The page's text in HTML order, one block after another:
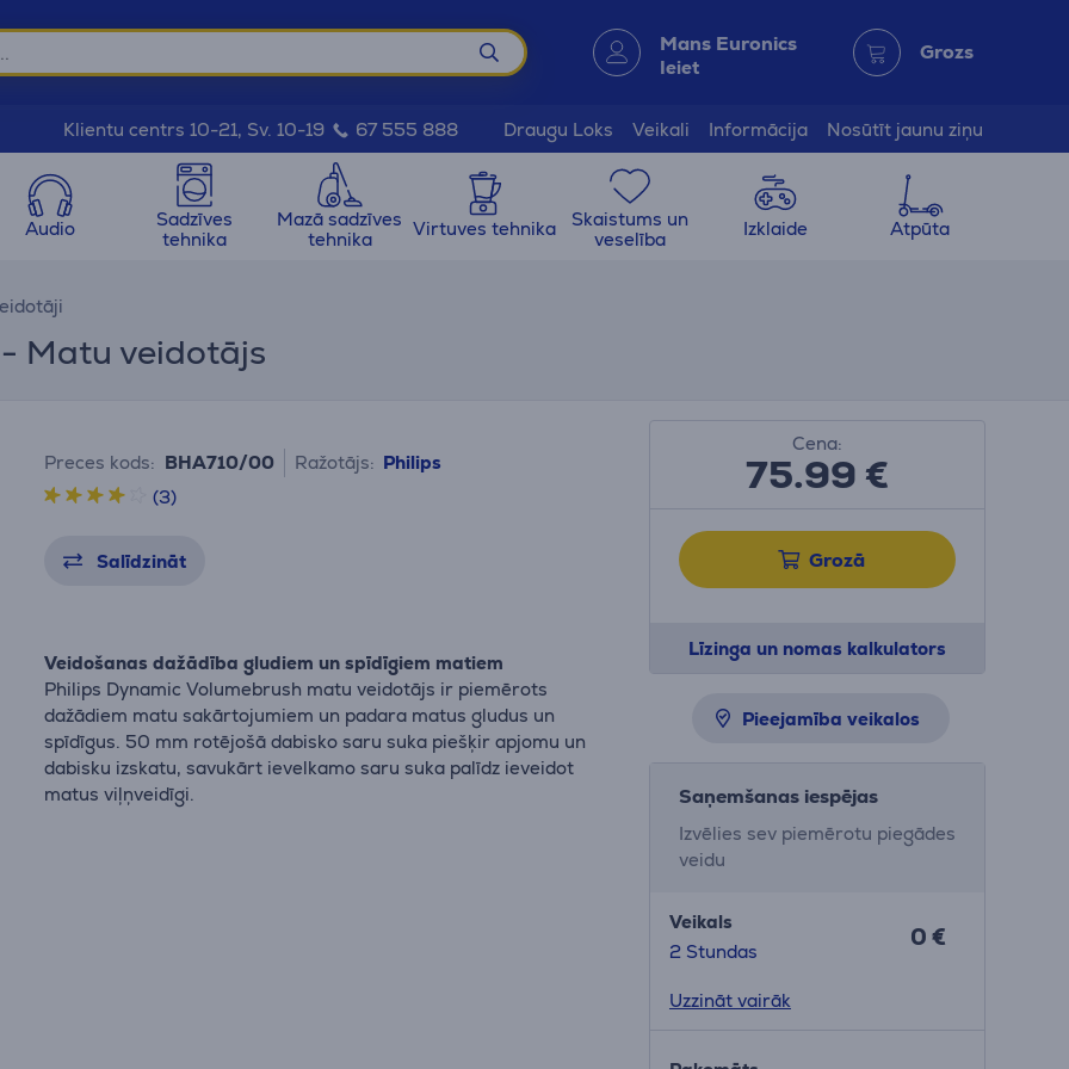
Mans Euronics
Ieiet
Grozs
Klientu centrs 10-21, Sv. 10-19 67 555 888 Draugu Loks Veikali Informācija Nosūtīt jaunu ziņu
Audio
Sadzīves
tehnika
Mazā sadzīves
tehnika
Virtuves tehnika
Skaistums un
veselība
Izklaide Atpūta
Matu veidotājs
Preces kods: BHA710/00 Ražotājs: Philips
(3)
Salīdzināt
Veidošanas dažādība gludiem un spīdīgiem matiem
Philips Dynamic Volumebrush matu veidotājs ir piemērots
dažādiem matu sakārtojumiem un padara matus gludus un
spīdīgus. 50 mm rotējošā dabisko saru suka piešķir apjomu un
dabisku izskatu, savukārt ievelkamo saru suka palīdz ieveidot
matus viļņveidīgi.
Cena:
75.99€
Grozā
Līzinga un nomas kalkulators
Pieejamība veikalos
Saņemšanas iespējas
Izvēlies sev piemērotu piegādes
veidu
Veikals
2 Stundas
0 €
Uzzināt vairāk